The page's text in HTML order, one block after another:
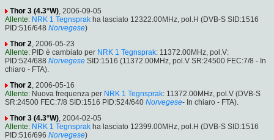
Thor 3 (4.3°W) , 2006-09-05
Allente: NRK 1 Tegnsprak ha lasciato 12322.00MHz, pol.H (DVB-S SID:1516
PID:516/648 Norvegese)
Thor 2 , 2006-05-23
Allente: PID è cambiato per NRK 1 Tegnsprak: 11372.00MHz, pol.V:
PID:524/688 Norvegese SID:1516 (11372.00MHz, pol.V SR:24500 FEC:7/8 - In
chiaro - FTA).
Thor 2 , 2006-05-16
Allente: Nuova frequenza per NRK 1 Tegnsprak: 11372.00MHz, pol.V (DVB-S
SR:24500 FEC:7/8 SID:1516 PID:524/640 Norvegese- In chiaro - FTA).
Thor 3 (4.3°W) , 2004-02-05
Allente: NRK 1 Tegnsprak ha lasciato 12399.00MHz, pol.H (DVB-S SID:1516
PID:516/696 Norvegese)